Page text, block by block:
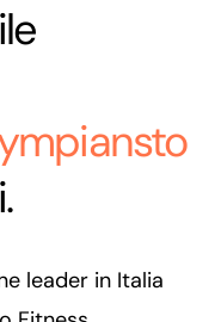
leader in Italia